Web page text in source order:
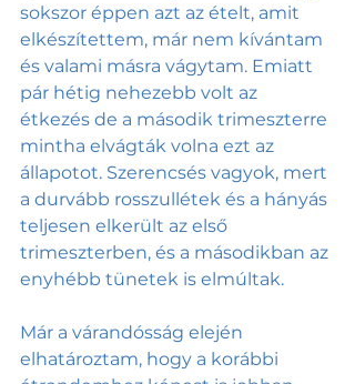
sokszor éppen azt az ételt, amit
elkészítettem, már nem kívántam
és valami másra vágytam. Emiatt
pár hétig nehezebb volt az
étkezés de a második trimeszterre
mintha elvágták volna ezt az
állapotot. Szerencsés vagyok, mert
a durvább rosszullétek és a hányás
teljesen elkerült az első
trimeszterben, és a másodikban az
enyhébb tünetek is elmúltak.
Már a várandósság elején
elhatároztam, hogy a korábbi